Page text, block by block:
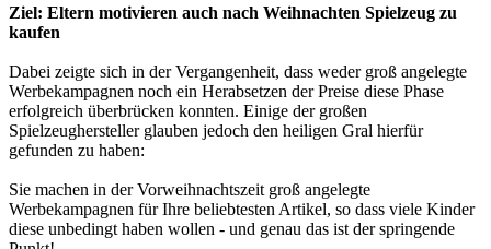
Ziel: Eltern motivieren auch nach Weihnachten Spielzeug zu
kaufen
Dabei zeigte sich in der Vergangenheit, dass weder groß angelegte
Werbekampagnen noch ein Herabsetzen der Preise diese Phase
erfolgreich überbrücken konnten. Einige der großen
Spielzeughersteller glauben jedoch den heiligen Gral hierfür
gefunden zu haben:
Sie machen in der Vorweihnachtszeit groß angelegte
Werbekampagnen für Ihre beliebtesten Artikel, so dass viele Kinder
diese unbedingt haben wollen - und genau das ist der springende